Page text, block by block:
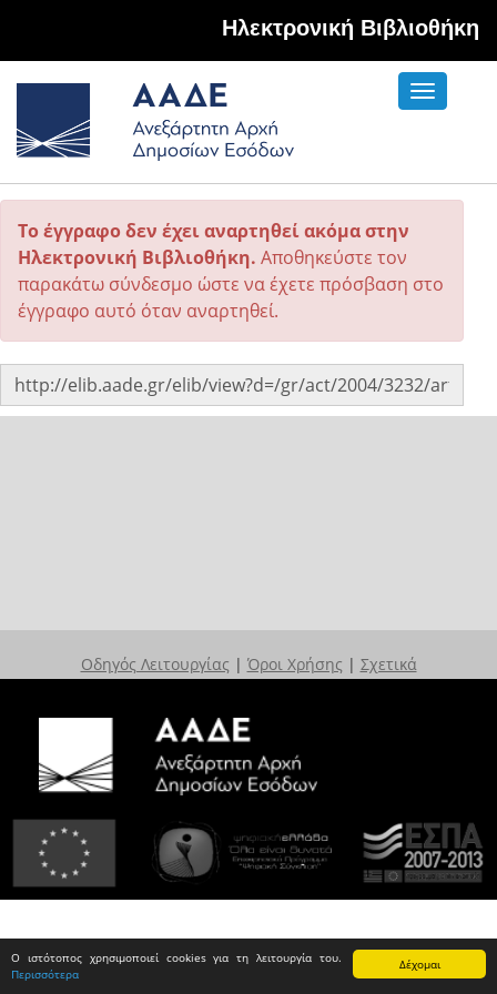
Δέχομαι
Ο ιστότοπος χρησιμοποιεί cookies για τη λειτουργία του.
Περισσότερα
Hλεκτρονική Βιβλιοθήκη
Toggle
Το έγγραφο δεν έχει αναρτηθεί ακόμα στην
Ηλεκτρονική Βιβλιοθήκη. Αποθηκεύστε τον
παρακάτω σύνδεσμο ώστε να έχετε πρόσβαση στο
έγγραφο αυτό όταν αναρτηθεί.
Οδηγός Λειτουργίας | Όροι Χρήσης | Σχετικά